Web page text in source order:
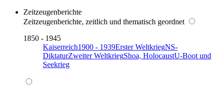
Zeitzeugenberichte
Zeitzeugenberichte, zeitlich und thematisch geordnet
1850 - 1945
Kaiserreich1900 - 1939Erster WeltkriegNS-
DiktaturZweiter WeltkriegShoa, HolocaustU-Boot und
Seekrieg